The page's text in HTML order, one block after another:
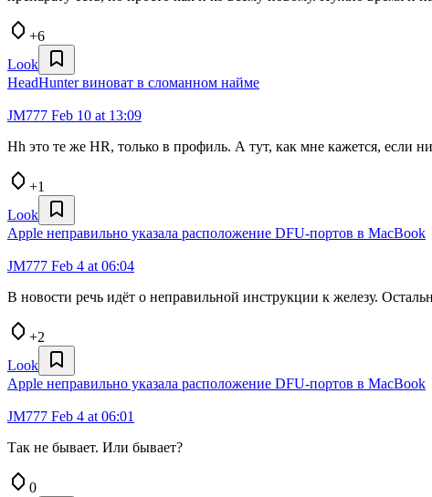
+6
Look
HeadHunter виноват в сломанном найме
JM777 Feb 10 at 13:09
Hh это те же HR, только в профиль. А тут, как мне кажется, если
+1
Look
Apple неправильно указала расположение DFU-портов в MacBook
JM777 Feb 4 at 06:04
В новости речь идёт о неправильной инструкции к железу.
+2
Look
Apple неправильно указала расположение DFU-портов в MacBook
JM777 Feb 4 at 06:01
Так не бывает. Или бывает?
0